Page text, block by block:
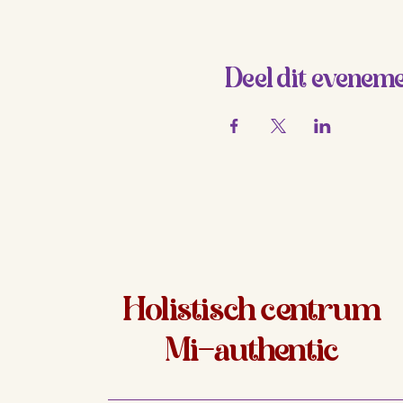
Deel dit
Holistisch centrum
Mi-authentic